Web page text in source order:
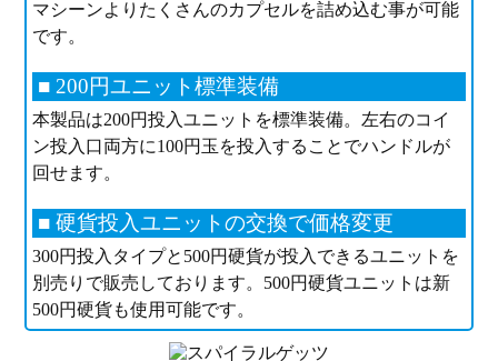
マシーンよりたくさんのカプセルを詰め込む事が可能
です。
■ 200円ユニット標準装備
本製品は200円投入ユニットを標準装備。左右のコイ
ン投入口両方に100円玉を投入することでハンドルが
回せます。
■ 硬貨投入ユニットの交換で価格変更
300円投入タイプと500円硬貨が投入できるユニットを
別売りで販売しております。500円硬貨ユニットは新
500円硬貨も使用可能です。